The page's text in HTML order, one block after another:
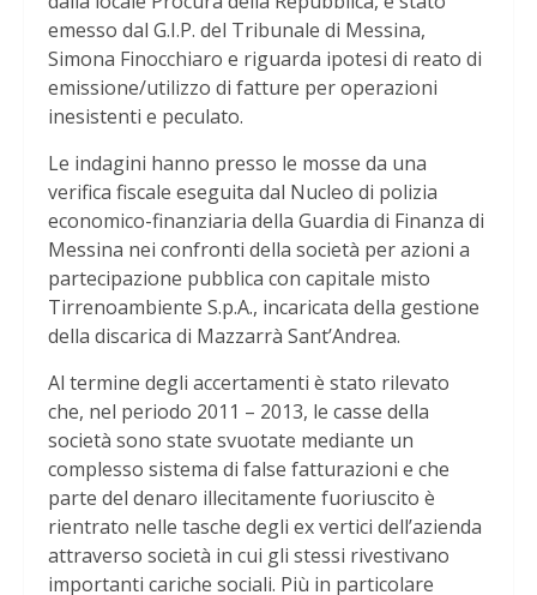
emesso dal G.I.P. del Tribunale di Messina,
Simona Finocchiaro e riguarda ipotesi di reato di
emissione/utilizzo di fatture per operazioni
inesistenti e peculato.
Le indagini hanno presso le mosse da una
verifica fiscale eseguita dal Nucleo di polizia
economico-finanziaria della Guardia di Finanza di
Messina nei confronti della società per azioni a
partecipazione pubblica con capitale misto
Tirrenoambiente S.p.A., incaricata della gestione
della discarica di Mazzarrà Sant’Andrea.
Al termine degli accertamenti è stato rilevato
che, nel periodo 2011 – 2013, le casse della
società sono state svuotate mediante un
complesso sistema di false fatturazioni e che
parte del denaro illecitamente fuoriuscito è
rientrato nelle tasche degli ex vertici dell’azienda
attraverso società in cui gli stessi rivestivano
importanti cariche sociali. Più in particolare